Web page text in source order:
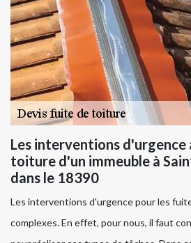
Les interventions d'urgence
toiture d'un immeuble à
dans le 18390
Les interventions d'urgence pour les
complexes. En effet, pour nous, il faut